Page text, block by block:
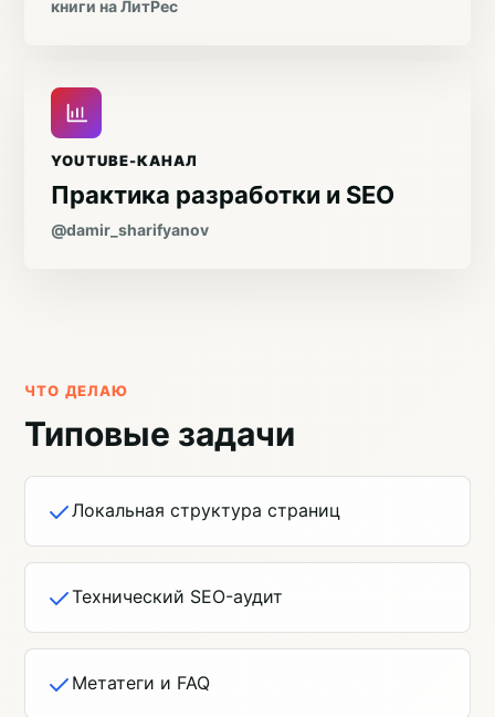
книги на ЛитРес
YOUTUBE-КАНАЛ
Практика разработки и SEO
@damir_sharifyanov
ЧТО ДЕЛАЮ
Типовые задачи
Локальная структура страниц
Технический SEO-аудит
Метатеги и FAQ